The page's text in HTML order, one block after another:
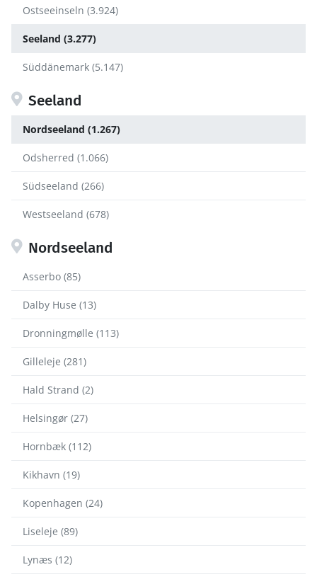
Ostseeinseln (3.924)
Seeland (3.277)
Süddänemark (5.147)
Seeland
Nordseeland (1.267)
Odsherred (1.066)
Südseeland (266)
Westseeland (678)
Nordseeland
Asserbo (85)
Dalby Huse (13)
Dronningmølle (113)
Gilleleje (281)
Hald Strand (2)
Helsingør (27)
Hornbæk (112)
Kikhavn (19)
Kopenhagen (24)
Liseleje (89)
Lynæs (12)